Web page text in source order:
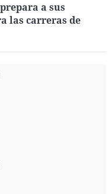
a sus
las carreras de